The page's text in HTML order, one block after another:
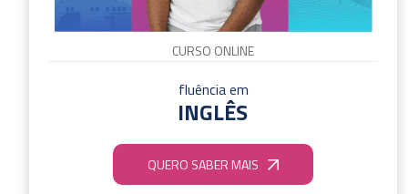
CURSO ONLINE
fluência em
INGLÊS
QUERO SABER MAIS